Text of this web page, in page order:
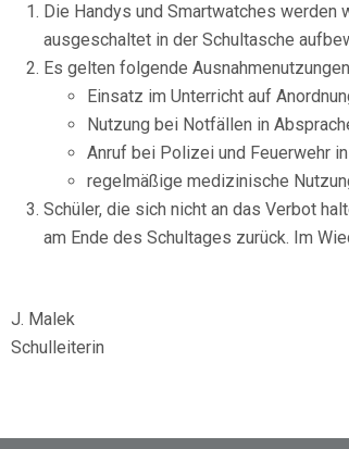
Die Handys und Smartwatches werden
ausgeschaltet in der Schultasche
Es gelten folgende
Einsatz im Unterricht auf
Nutzung bei Notfällen in
Anruf bei Polizei und Feuerwehr
regelmäßige medizinische
Schüler, die sich nicht an das Verbot
am Ende des Schultages zurück. Im
J. Malek
Schulleiterin